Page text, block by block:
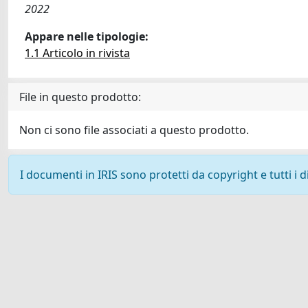
2022
Appare nelle tipologie:
1.1 Articolo in rivista
File in questo prodotto:
Non ci sono file associati a questo prodotto.
I documenti in IRIS sono protetti da copyright e tutti i